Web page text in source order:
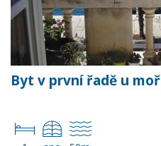
Byt v první řadě u